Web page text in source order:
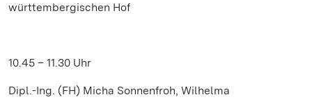
württembergischen Hof
10.45 – 11.30 Uhr
Dipl.-Ing. (FH) Micha Sonnenfroh, Wilhelma